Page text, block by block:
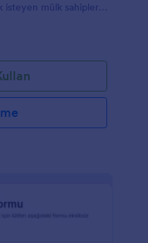
isteyen mülk sahipleri